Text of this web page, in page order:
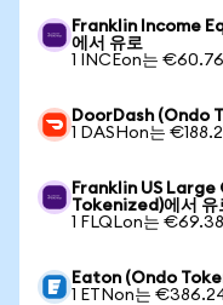
Franklin Income
에서 유로
1 INCEon는
DoorDash (Ondo
1 DASHon는
Franklin US
Tokenized)에서 유
1 FLQLon는
Eaton (Ondo
1 ETNon는